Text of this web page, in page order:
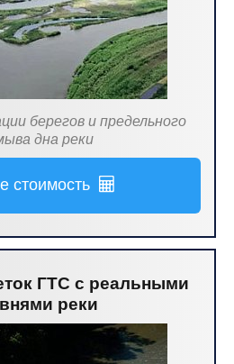
берегов и предельного
дна реки
стоимость
ГТС с реальными
реки